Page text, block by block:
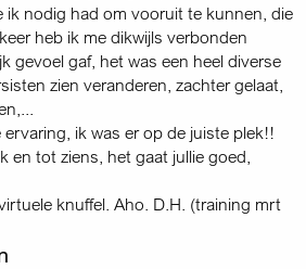
ik nodig had om vooruit te kunnen, die
heb ik me dikwijls verbonden
gevoel gaf, het was een heel diverse
zien veranderen, zachter gelaat,
ik was er op de juiste plek!!
en tot ziens, het gaat jullie goed,
knuffel. Aho. D.H. (training mrt